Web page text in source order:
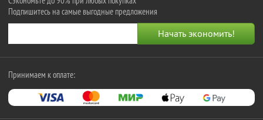
Подпишитесь на самые выгодные предложения
Принимаем к оплате: